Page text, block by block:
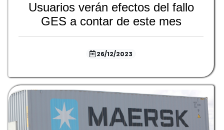
Usuarios verán efectos del fallo
GES a contar de este mes
26/12/2023